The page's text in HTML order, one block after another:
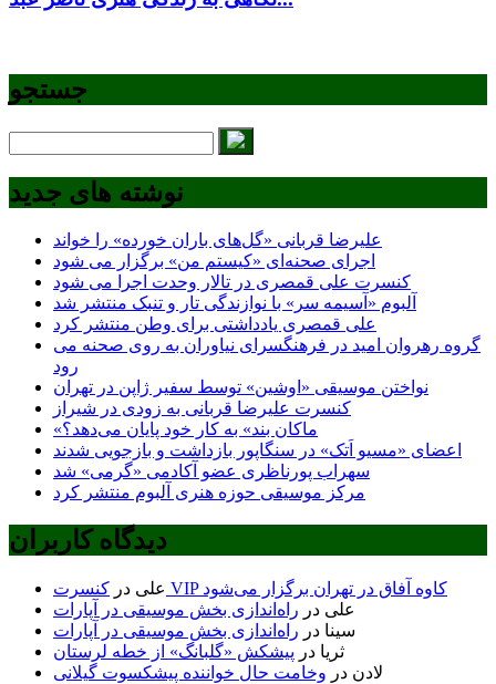
جستجو
نوشته های جدید
علیرضا قربانی «گل‌های باران خورده» را خواند
اجرای صحنه‌ای «کیستم من» برگزار می شود
کنسرت علی قمصری در تالار وحدت اجرا می شود
آلبوم «آسیمه سر» با نوازندگی تار و تنبک منتشر شد
علی قمصری یادداشتی برای وطن منتشر کرد
گروه رهروان امید در فرهنگسرای نیاوران به روی صحنه می
رود
نواختن موسیقی «اوشین» توسط سفیر ژاپن در تهران
کنسرت علیرضا قربانی به زودی در شیراز
«ماکان بند» به کار خود پایان می‌دهد؟
اعضای «مسیو اَتک» در سنگاپور بازداشت و بازجویی شدند
سهراب پورناظری عضو آکادمی «گرمی» شد
مرکز موسیقی حوزه هنری آلبوم منتشر کرد
دیدگاه کاربران
علی در
کنسرت VIP کاوه آفاق در تهران برگزار می‌شود
علی در راه‌اندازی بخش موسیقی در آپارات
سینا در راه‌اندازی بخش موسیقی در آپارات
ثریا در پیشکش «گلبانگ» از خطه لرستان
لادن در وخامت حال خواننده پیشکسوت گیلانی